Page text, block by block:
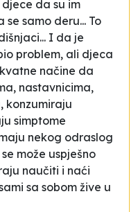
da su im
se samo deru... To
I da je
problem, ali djeca
načine da
nastavnicima,
konzumiraju
simptome
nekog odraslog
može uspješno
naučiti i naći
sa sobom žive u